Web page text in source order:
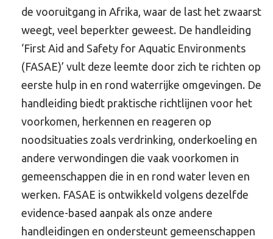
de vooruitgang in Afrika, waar de last het zwaarst
weegt, veel beperkter geweest. De handleiding
‘First Aid and Safety for Aquatic Environments
(FASAE)’ vult deze leemte door zich te richten op
eerste hulp in en rond waterrijke omgevingen. De
handleiding biedt praktische richtlijnen voor het
voorkomen, herkennen en reageren op
noodsituaties zoals verdrinking, onderkoeling en
andere verwondingen die vaak voorkomen in
gemeenschappen die in en rond water leven en
werken. FASAE is ontwikkeld volgens dezelfde
evidence-based aanpak als onze andere
handleidingen en ondersteunt gemeenschappen